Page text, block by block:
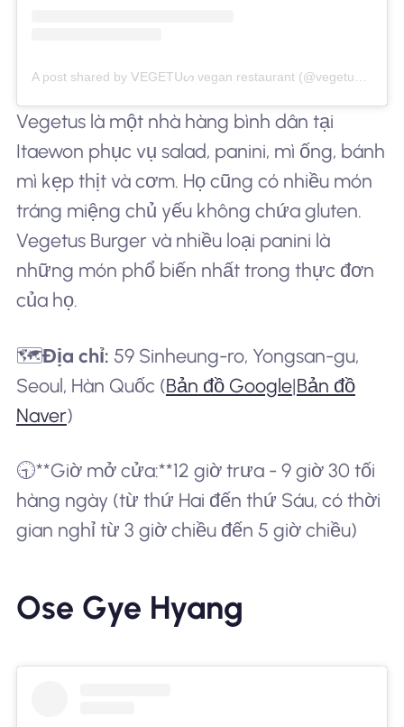
Vegetus là một nhà hàng bình dân tại
Itaewon phục vụ salad, panini, mì ống, bánh
mì kẹp thịt và cơm. Họ cũng có nhiều món
tráng miệng chủ yếu không chứa gluten.
Vegetus Burger và nhiều loại panini là
những món phổ biến nhất trong thực đơn
của họ.
🗺️Địa chỉ: 59 Sinheung-ro, Yongsan-gu,
Seoul, Hàn Quốc (Bản đồ Google|Bản đồ
Naver)
🕤**Giờ mở cửa:**12 giờ trưa - 9 giờ 30 tối
hàng ngày (từ thứ Hai đến thứ Sáu, có thời
gian nghỉ từ 3 giờ chiều đến 5 giờ chiều)
Ose Gye Hyang